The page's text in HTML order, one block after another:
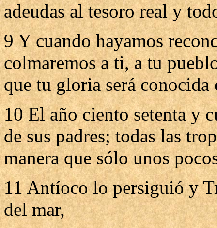
adeudas al tesoro real y
9 Y cuando hayamos
colmaremos a ti, a tu
que tu gloria será conocida
10 El año ciento setenta y
de sus padres; todas las
manera que sólo unos
11 Antíoco lo persiguió y
del mar,